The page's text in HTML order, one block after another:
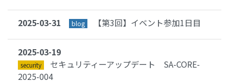
2025-03-31 blog 【第3回】イベント参加1日目
2025-03-19
security
セキュリティーアップデート SA-CORE-
2025-004